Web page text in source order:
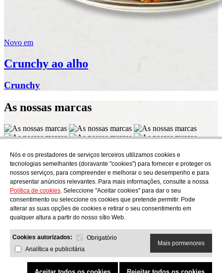
Nós e os prestadores de serviços terceiros utilizamos cookies e
tecnologias semelhantes (doravante "cookies") para fornecer e proteger os
nossos serviços, para compreender e melhorar o seu desempenho e para
apresentar anúncios relevantes. Para mais informações, consulte a nossa
Política de cookies. Seleccione "Aceitar cookies" para dar o seu
consentimento ou seleccione os cookies que pretende permitir. Pode
alterar as suas opções de cookies e retirar o seu consentimento em
qualquer altura a partir do nosso sítio Web.
Cookies autorizados:
Obrigatório
Analítica e publicitária
Mais pormenores
Aceitar todos os cookies Rejeitar todos os cookies
Novo em
Crunchy ao alho
Crunchy
As nossas marcas
Subscrever
Descubra o que está a cozinhar em AudensFood.
Li e aceito a Política de privacidade
NósAudens news Productos Blogue gastronómico Contacto
Trabalhar connosco
AUDENS FOOD S.A. C/ Jordi Camp, 25 - 08403 Granollers
Política de privacidadeAviso legal Política de cookies
Política de qualidade e ambiente